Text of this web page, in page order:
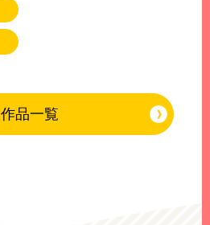
作品一覧